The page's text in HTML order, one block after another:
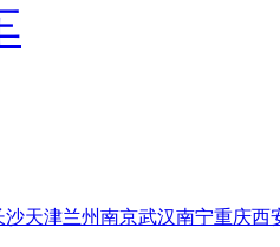
沙天津兰州南京武汉南宁重庆西